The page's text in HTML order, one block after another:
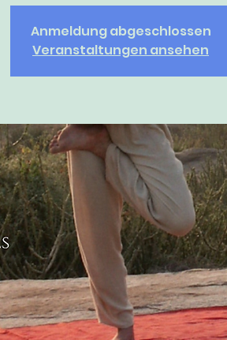
Anmeldung abgeschlossen
Veranstaltungen ansehen